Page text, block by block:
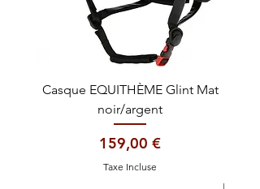
Casque EQUITHÈME Glint Mat
noir/argent
Prix
159,00 €
Taxe Incluse